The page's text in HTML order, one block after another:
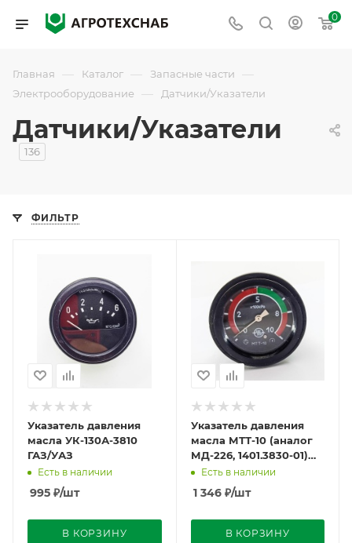
0
Главная — Каталог — Запасные части —
Электрооборудование — Датчики/Указатели
Датчики/Указатели
136
ФИЛЬТР
Указатель давления
масла УК-130А-3810
ГАЗ/УАЗ
Есть в наличии
995 ₽/шт
В КОРЗИНУ
Указатель давления
масла МТТ-10 (аналог
МД-226, 1401.3830-01)
(0-10кг)
Есть в наличии
1 346₽/шт
В КОРЗИНУ